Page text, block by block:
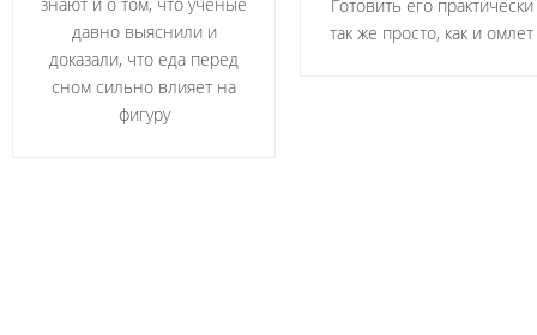
давно выяснили и
доказали, что еда перед
сном сильно влияет на
фигуру
Готовить его практически
так же просто, как и омлет